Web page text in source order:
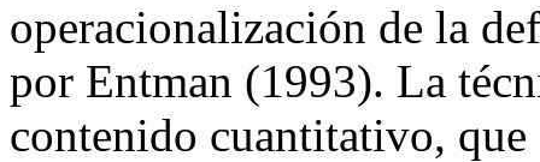
operacionalización de la
por Entman (1993). La
contenido cuantitativo,